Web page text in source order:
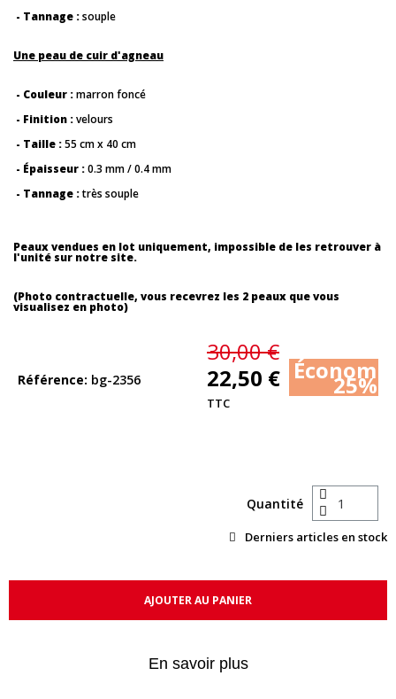
- Tannage :souple
Une peau de cuir d'agneau
- Couleur :marron foncé
- Finition :velours
- Taille :55 cm x 40 cm
- Épaisseur :0.3 mm / 0.4 mm
- Tannage :très souple
Peaux vendues en lot uniquement, impossible de les retrouver à
l'unité sur notre site.
(Photo contractuelle, vous recevrez les 2 peaux que vous
visualisez en photo)
Référence bg-2356
30,00 €
22,50 €
25%
TTC
Quantité
Derniers articles en stock
AJOUTER AU PANIER
En savoir plus